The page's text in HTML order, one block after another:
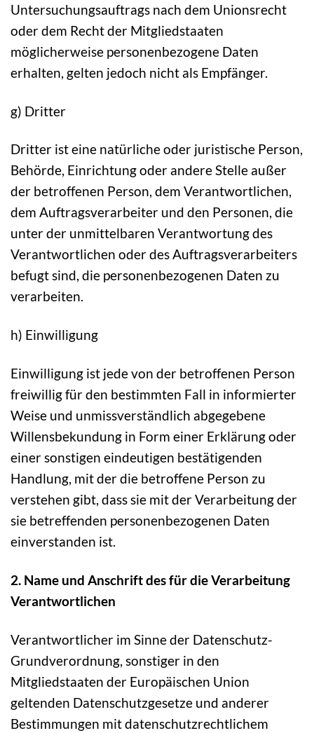
Untersuchungsauftrags nach dem Unionsrecht
oder dem Recht der Mitgliedstaaten
möglicherweise personenbezogene Daten
erhalten, gelten jedoch nicht als Empfänger.
g) Dritter
Dritter ist eine natürliche oder juristische Person,
Behörde, Einrichtung oder andere Stelle außer
der betroffenen Person, dem Verantwortlichen,
dem Auftragsverarbeiter und den Personen, die
unter der unmittelbaren Verantwortung des
Verantwortlichen oder des Auftragsverarbeiters
befugt sind, die personenbezogenen Daten zu
verarbeiten.
h) Einwilligung
Einwilligung ist jede von der betroffenen Person
freiwillig für den bestimmten Fall in informierter
Weise und unmissverständlich abgegebene
Willensbekundung in Form einer Erklärung oder
einer sonstigen eindeutigen bestätigenden
Handlung, mit der die betroffene Person zu
verstehen gibt, dass sie mit der Verarbeitung der
sie betreffenden personenbezogenen Daten
einverstanden ist.
2. Name und Anschrift des für die Verarbeitung
Verantwortlichen
Verantwortlicher im Sinne der Datenschutz-
Grundverordnung, sonstiger in den
Mitgliedstaaten der Europäischen Union
geltenden Datenschutzgesetze und anderer
Bestimmungen mit datenschutzrechtlichem